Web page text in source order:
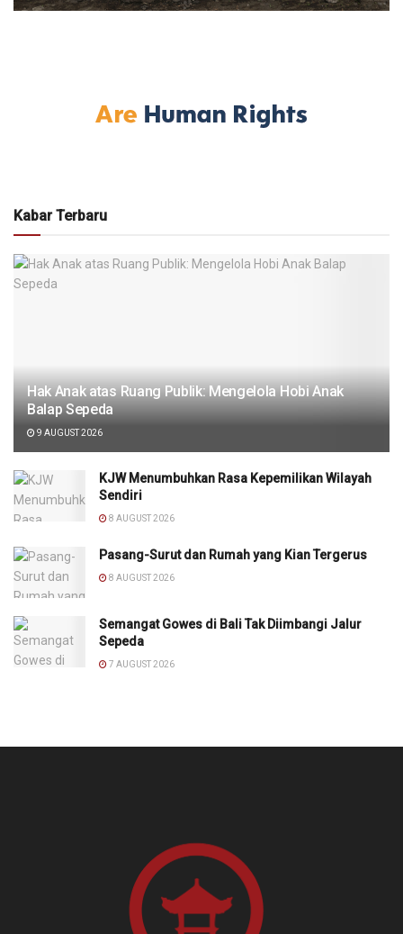
Kabar Terbaru
Hak Anak atas Ruang Publik: Mengelola Hobi Anak
Balap Sepeda
9 AUGUST 2026
KJW Menumbuhkan Rasa Kepemilikan Wilayah
Sendiri
8 AUGUST 2026
Pasang-Surut dan Rumah yang Kian Tergerus
8 AUGUST 2026
Semangat Gowes di Bali Tak Diimbangi Jalur
Sepeda
7 AUGUST 2026